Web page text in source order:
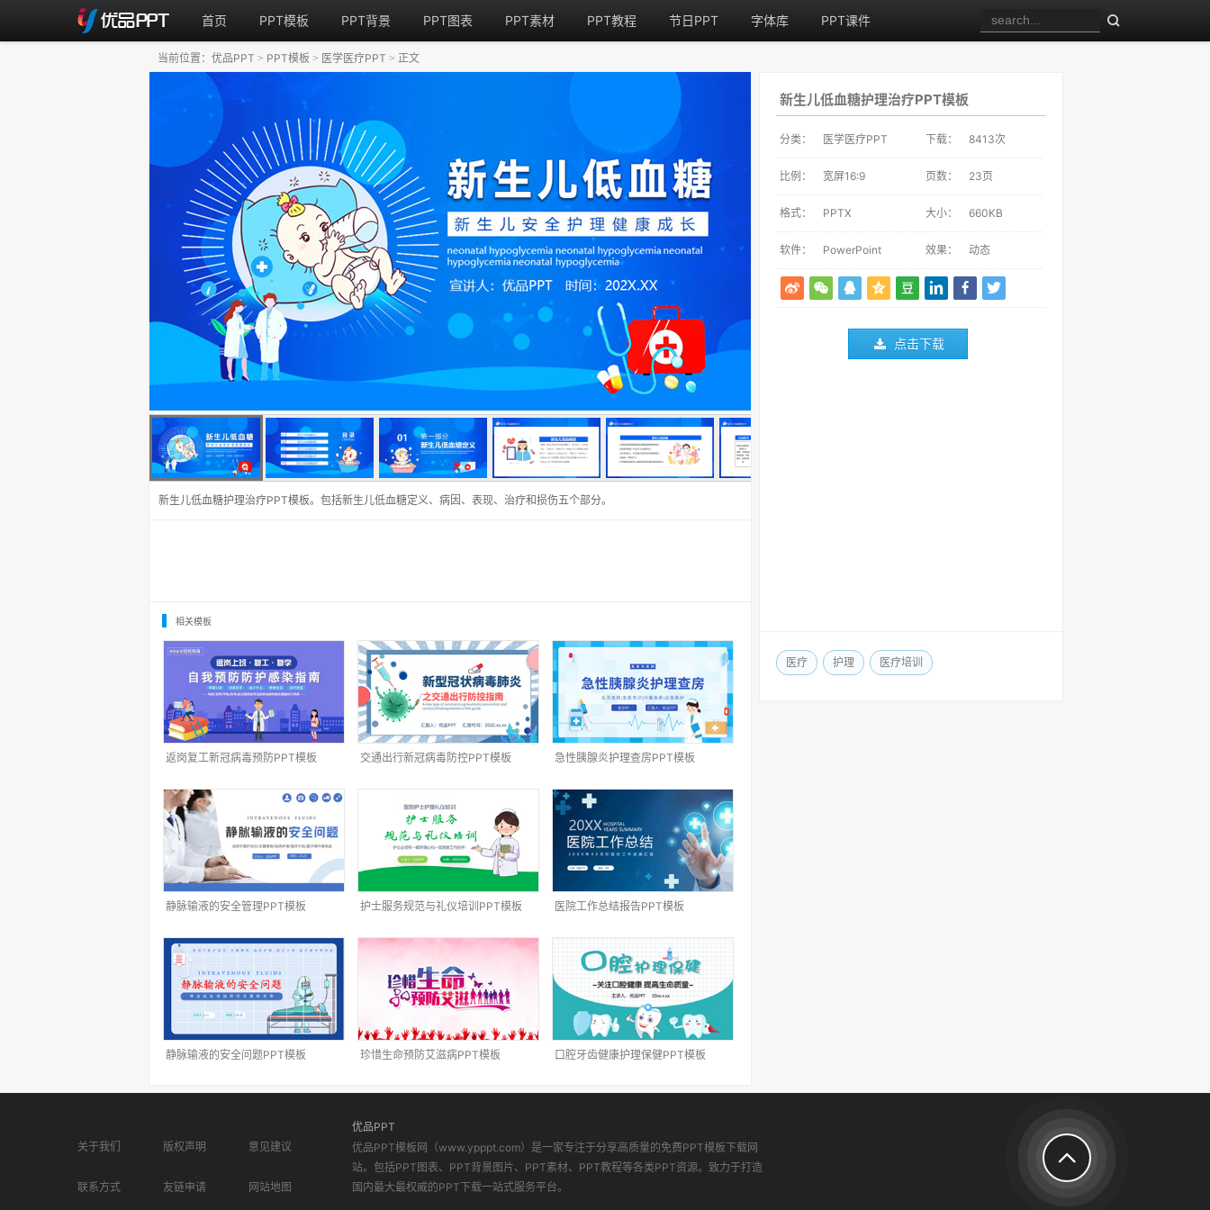
首页 PPT模板 PPT背景 PPT图表 PPT素材 PPT教程 节日PPT 字体库 PPT课件
新生儿低血糖护理治疗PPT模板
分类： 医学医疗PPT 下载： 8413次
比例： 宽屏16:9 页数： 23页
格式： PPTX 大小： 660KB
软件： PowerPoint 效果： 动态
点击下载
医疗 护理 医疗培训
新生儿低血糖护理治疗PPT模板。包括新生儿低血糖定义、病因、表现、治疗和损伤五个部分。
当前位置： 优品PPT > PPT模板 > 医学医疗PPT > 正文
相关模板
返岗复工新冠病毒预防PPT模板 交通出行新冠病毒防控PPT模板 急性胰腺炎护理查房PPT模板
静脉输液的安全管理PPT模板 护士服务规范与礼仪培训PPT模板 医院工作总结报告PPT模板
静脉输液的安全问题PPT模板 珍惜生命预防艾滋病PPT模板 口腔牙齿健康护理保健PPT模板
关于我们 版权声明 意见建议
联系方式 友链申请 网站地图
优品PPT
优品PPT模板网（www.ypppt.com）是一家专注于分享高质量的免费PPT模板下载网
站。包括PPT图表、PPT背景图片、PPT素材、PPT教程等各类PPT资源。致力于打造
国内最大最权威的PPT下载一站式服务平台。